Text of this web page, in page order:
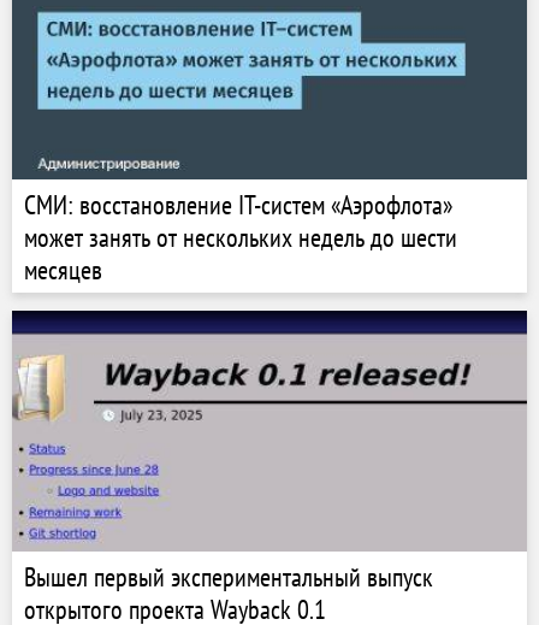
СМИ: восстановление IT-систем «Аэрофлота»
может занять от нескольких недель до шести
месяцев
Вышел первый экспериментальный выпуск
открытого проекта Wayback 0.1